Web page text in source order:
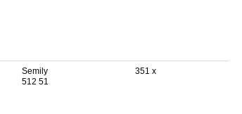
Semily
512 51
351 x